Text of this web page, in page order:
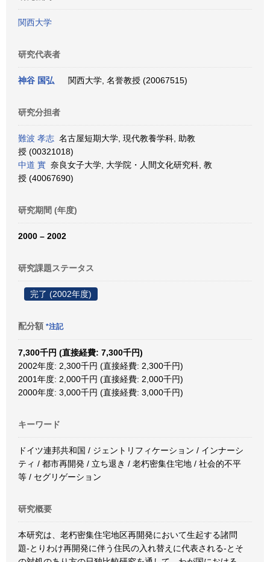
関西大学
研究代表者
神谷 国弘 関西大学, 名誉教授 (20067515)
研究分担者
難波 孝志 名古屋短期大学, 現代教養学科, 助教
授 (00321018)
中道 實 奈良女子大学, 大学院・人間文化研究科, 教
授 (40067690)
研究期間 (年度)
2000 – 2002
研究課題ステータス
完了 (2002年度)
配分額 *注記
7,300千円 (直接経費: 7,300千円)
2002年度: 2,300千円 (直接経費: 2,300千円)
2001年度: 2,000千円 (直接経費: 2,000千円)
2000年度: 3,000千円 (直接経費: 3,000千円)
キーワード
ドイツ連邦共和国 / ジェントリフィケーション / インナーシ
ティ / 都市再開発 / 立ち退き / 老朽密集住宅地 / 社会的不平
等 / セグリゲーション
研究概要
本研究は、老朽密集住宅地区再開発において生起する諸問
題-とりわけ再開発に伴う住民の入れ替えに代表される-とそ